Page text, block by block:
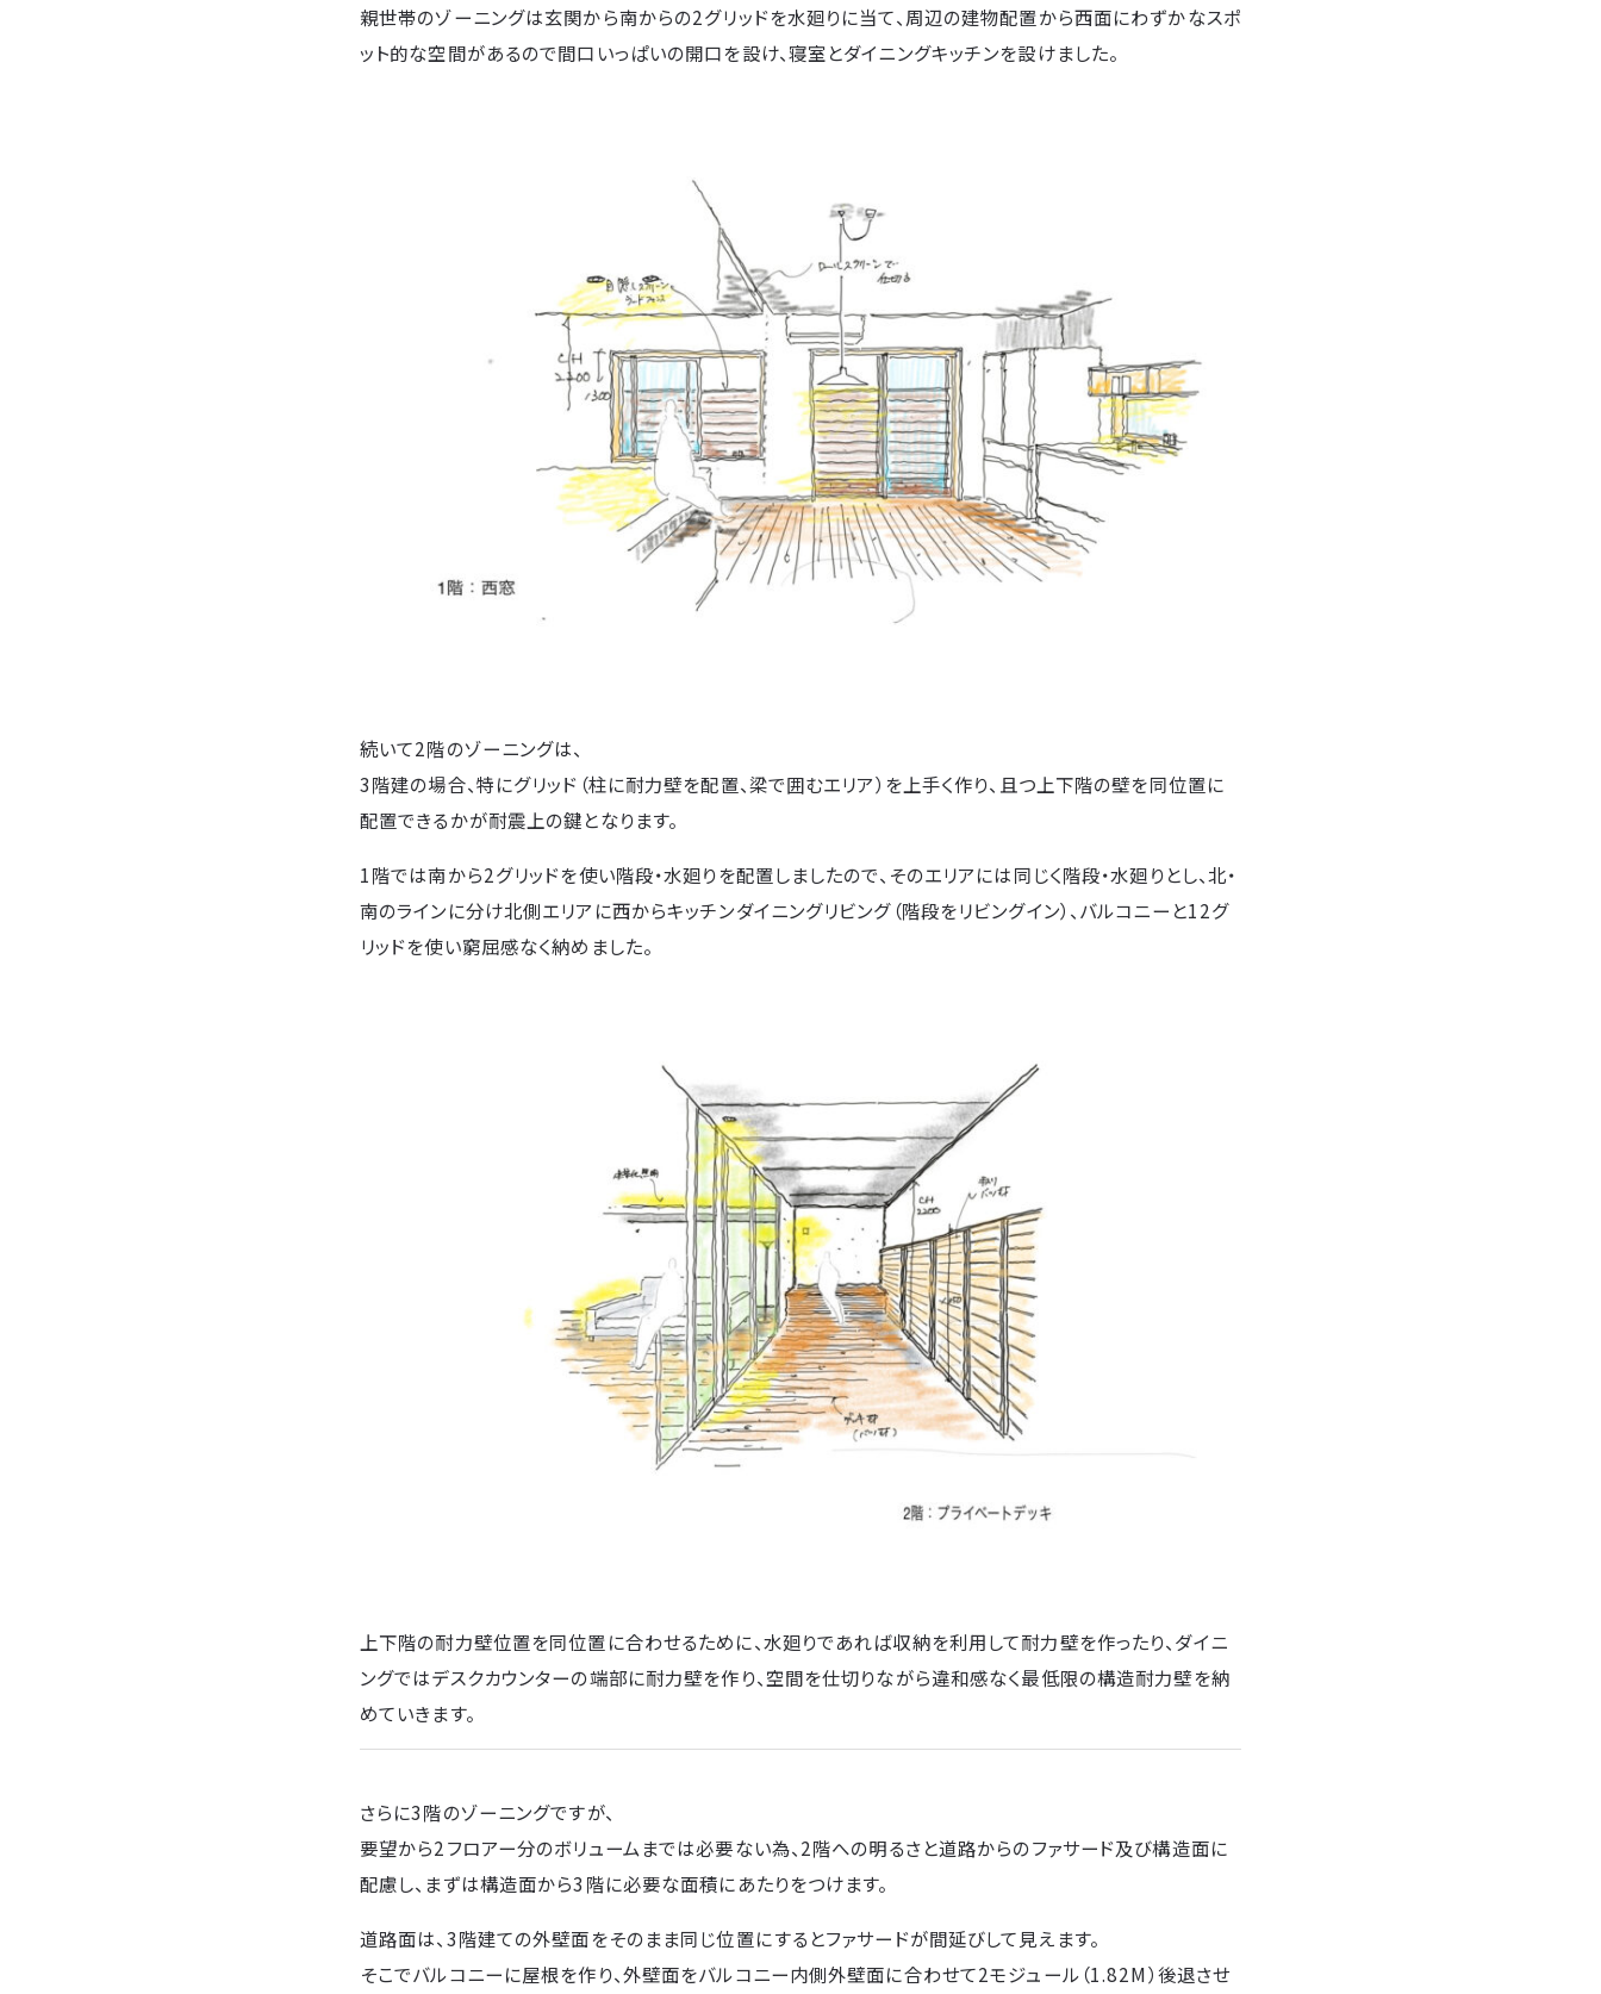
親世帯のゾーニングは玄関から南からの2グリッドを水廻りに当て、周辺の建物配置から西面にわずかなスポ
ット的な空間があるので間口いっぱいの開口を設け、寝室とダイニングキッチンを設けました。
続いて2階のゾーニングは、
3階建の場合、特にグリッド（柱に耐力壁を配置、梁で囲むエリア）を上手く作り、且つ上下階の壁を同位置に
配置できるかが耐震上の鍵となります。
1階では南から2グリッドを使い階段・水廻りを配置しましたので、そのエリアには同じく階段・水廻りとし、北・
南のラインに分け北側エリアに西からキッチンダイニングリビング（階段をリビングイン）、バルコニーと12グ
リッドを使い窮屈感なく納めました。
上下階の耐力壁位置を同位置に合わせるために、水廻りであれば収納を利用して耐力壁を作ったり、ダイニ
ングではデスクカウンターの端部に耐力壁を作り、空間を仕切りながら違和感なく最低限の構造耐力壁を納
めていきます。
さらに3階のゾーニングですが、
要望から2フロアー分のボリュームまでは必要ない為、2階への明るさと道路からのファサード及び構造面に
配慮し、まずは構造面から3階に必要な面積にあたりをつけます。
道路面は、3階建ての外壁面をそのまま同じ位置にするとファサードが間延びして見えます。
そこでバルコニーに屋根を作り、外壁面をバルコニー内側外壁面に合わせて2モジュール（1.82M）後退させ